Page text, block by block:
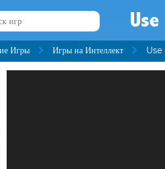
Игры Игры на Интеллект